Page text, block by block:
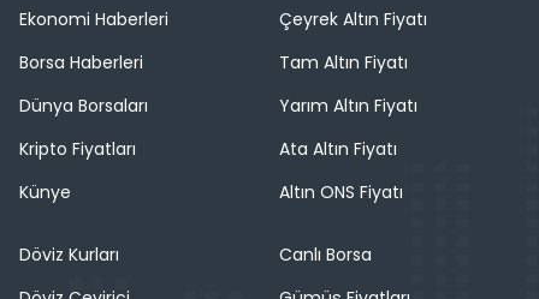
Ekonomi Haberleri
Borsa Haberleri
Dünya Borsaları
Kripto Fiyatları
Künye
Çeyrek Altın Fiyatı
Tam Altın Fiyatı
Yarım Altın Fiyatı
Ata Altın Fiyatı
Altın ONS Fiyatı
Döviz Kurları
Canlı Borsa